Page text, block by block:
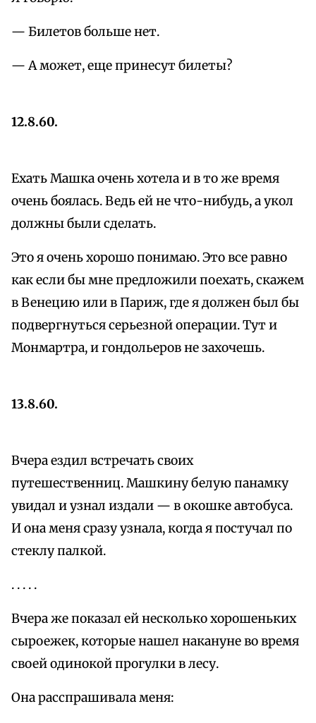
— Билетов больше нет.
— А может, еще принесут билеты?
12.8.60.
Ехать Машка очень хотела и в то же время
очень боялась. Ведь ей не что-нибудь, а укол
должны были сделать.
Это я очень хорошо понимаю. Это все равно
как если бы мне предложили поехать, скажем
в Венецию или в Париж, где я должен был бы
подвергнуться серьезной операции. Тут и
Монмартра, и гондольеров не захочешь.
13.8.60.
Вчера ездил встречать своих
путешественниц. Машкину белую панамку
увидал и узнал издали — в окошке автобуса.
И она меня сразу узнала, когда я постучал по
стеклу палкой.
. . . . .
Вчера же показал ей несколько хорошеньких
сыроежек, которые нашел накануне во время
своей одинокой прогулки в лесу.
Она расспрашивала меня: